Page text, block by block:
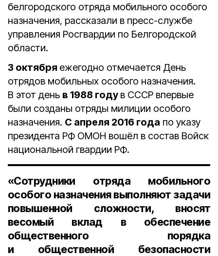
белгородского отряда мобильного особого
назначения, рассказали в пресс-службе
управления Росгвардии по Белгородской
области.
3 октября ежегодно отмечается День
отрядов мобильных особого назначения.
В этот день в 1988 году в СССР впервые
были созданы отряды милиции особого
назначения. С апреля 2016 года по указу
президента РФ ОМОН вошёл в состав Войск
национальной гвардии РФ.
«Сотрудники отряда мобильного
особого назначения выполняют задачи
повышенной сложности, вносят
весомый вклад в обеспечение
общественного порядка
и общественной безопасности